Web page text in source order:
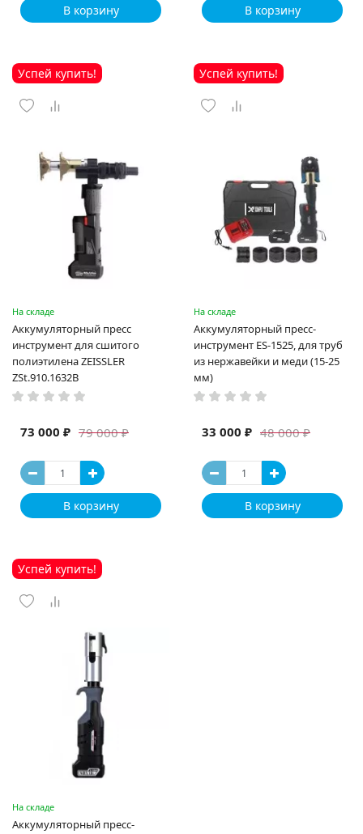
В корзину В корзину
Успей купить!
На складе
Аккумуляторный пресс
инструмент для сшитого
полиэтилена ZEISSLER
ZSt.910.1632B
79 000 ₽
73 000 ₽
В корзину
Успей купить!
На складе
Аккумуляторный пресс-
инструмент ES-1525, для труб
из нержавейки и меди (15-25
мм)
48 000 ₽
33 000 ₽
В корзину
Успей купить!
На складе
Аккумуляторный пресс-